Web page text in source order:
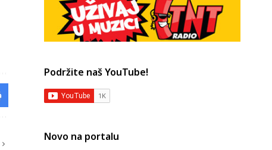
Podržite naš YouTube!
Novo na portalu